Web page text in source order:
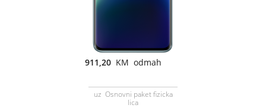
911,20 KM odmah
uz Osnovni paket fizicka
lica